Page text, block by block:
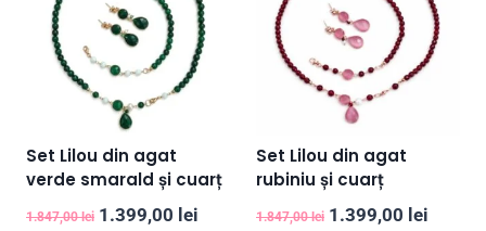
Set Lilou din agat
verde smarald și cuarț
1.847,00lei Prețul
1.399,00 lei
Set Lilou din agat
rubiniu și cuarț
1.847,00lei Prețul
1.399,00 lei